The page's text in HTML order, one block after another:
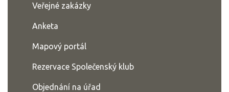
Veřejné zakázky
Anketa
Mapový portál
Rezervace Společenský klub
Objednání na úřad